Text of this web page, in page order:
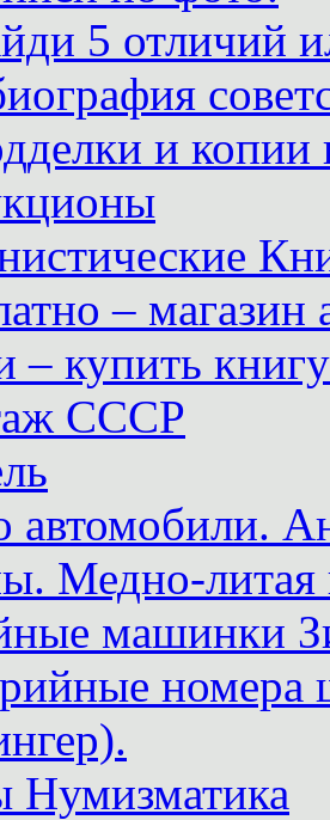
5 отличий
и копии
–
– купить
СССР
автомобили.
Медно-литая
машинки
Нумизматика